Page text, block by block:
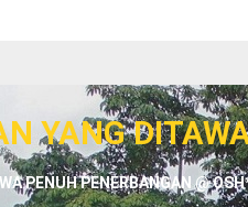
YANG
PENUH PENERBANGAN @